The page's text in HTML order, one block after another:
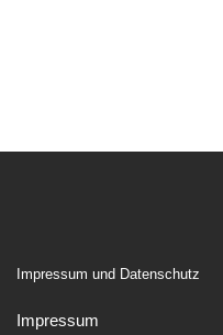
Impressum und Datenschutz
Impressum